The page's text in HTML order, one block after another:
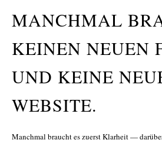
MANCHMAL
KEINEN NEUEN
UND KEINE
WEBSITE.
Manchmal braucht es zuerst Klarheit —